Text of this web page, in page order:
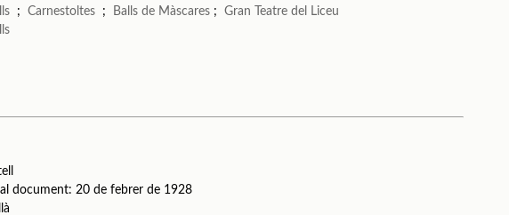
;Carnestoltes ; Balls de Màscares ;Gran Teatre del Liceu
al document: 20 de febrer de 1928